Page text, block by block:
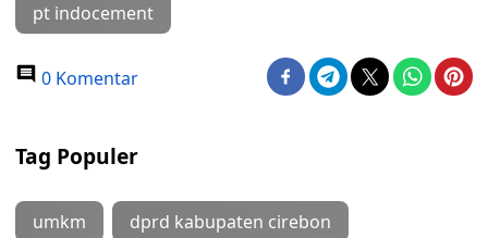
pt indocement
0 Komentar
Tag Populer
umkm dprd kabupaten cirebon